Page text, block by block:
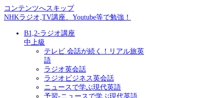
コンテンツへスキップ
NHKラジオ,TV講座、Youtube等で勉強！
B1,2-ラジオ講座
中上級
テレビ 会話が続く！リアル旅英
語
ラジオ英会話
ラジオビジネス英会話
ニュースで学ぶ現代英語
予習-ニュースで学ぶ現代英語